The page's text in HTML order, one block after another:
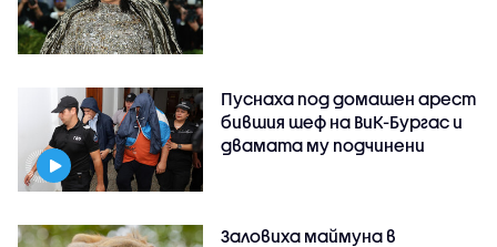
Пуснаха под домашен арест
бившия шеф на ВиК-Бургас и
двамата му подчинени
Заловиха маймуна в